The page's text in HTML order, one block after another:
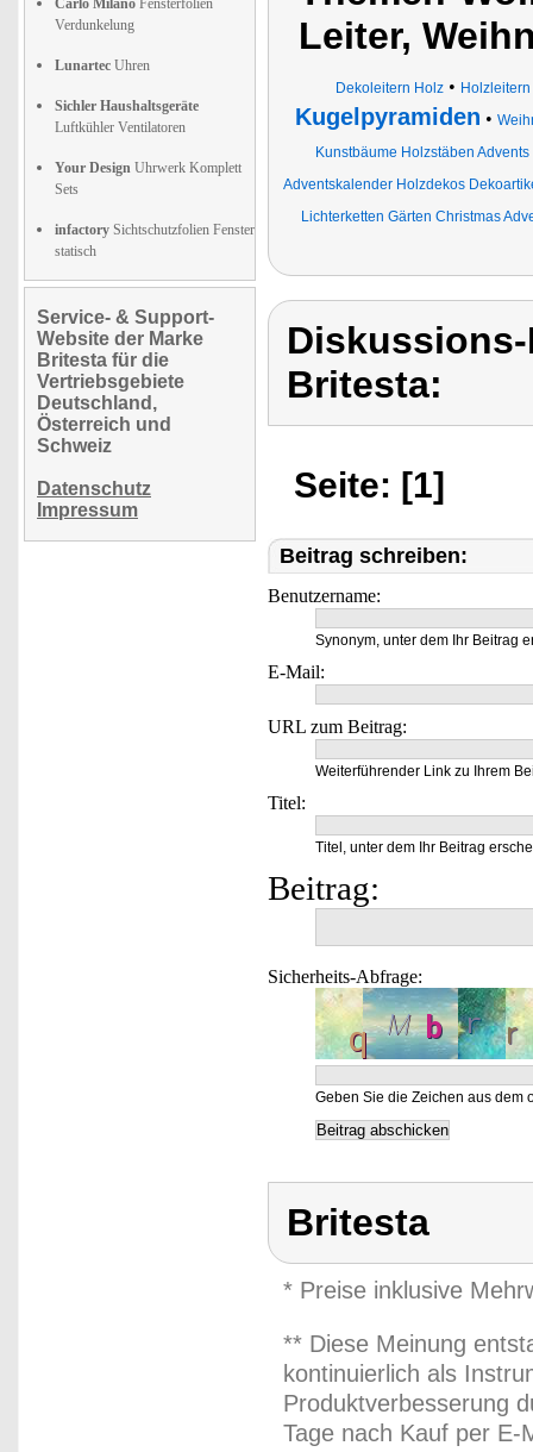
Carlo Milano Fensterfolien
Verdunkelung
Lunartec Uhren
Sichler Haushaltsgeräte
Luftkühler Ventilatoren
Your Design Uhrwerk Komplett
Sets
infactory Sichtschutzfolien Fenster
statisch
Service- & Support-
Website der Marke
Britesta für die
Vertriebsgebiete
Deutschland,
Österreich und
Schweiz
Datenschutz
Impressum
Leiter,
Dekoleitern Holz •
Kugelpyramiden •
Kunstbäume Holzstäben Advents
Adventskalender Holzdekos
Lichterketten Gärten Christmas
Britesta:
Seite: [1]
Beitrag schreiben:
Benutzername:
Synonym, unter dem Ihr Beitrag
E-Mail:
URL zum Beitrag:
Weiterführender Link zu Ihrem
Titel:
Titel, unter dem Ihr Beitrag
Beitrag:
Sicherheits-Abfrage:
Geben Sie die Zeichen aus dem
Britesta
* Preise inklusive
** Diese Meinung
kontinuierlich als
Produktverbesserung
Tage nach Kauf per E-